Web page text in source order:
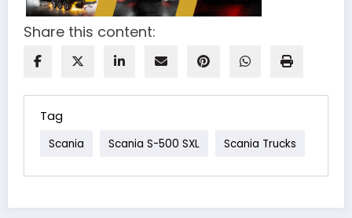
Share this content:
Tag
Scania Scania S-500 SXL Scania Trucks